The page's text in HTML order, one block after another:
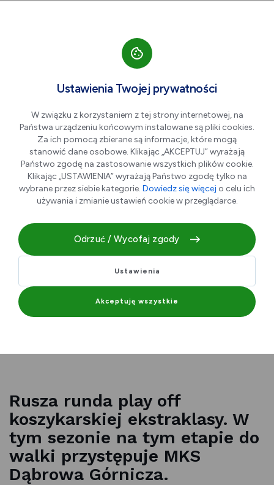
Play off czas zacząć
13.05.2026 r.
Rusza runda play off
koszykarskiej ekstraklasy. W
tym sezonie na tym etapie do
walki przystępuje MKS
Dąbrowa Górnicza.
Ustawienia Twojej prywatności
W związku z korzystaniem z tej strony internetowej, na
Państwa urządzeniu końcowym instalowane są pliki cookies.
Za ich pomocą zbierane są informacje, które mogą
stanowić dane osobowe. Klikając „AKCEPTUJ” wyrażają
Państwo zgodę na zastosowanie wszystkich plików cookie.
Klikając „USTAWIENIA” wyrażają Państwo zgodę tylko na
wybrane przez siebie kategorie. Dowiedz się więcej o celu ich
używania i zmianie ustawień cookie w przeglądarce.
Odrzuć / Wycofaj zgody
Ustawienia
Akceptuję wszystkie